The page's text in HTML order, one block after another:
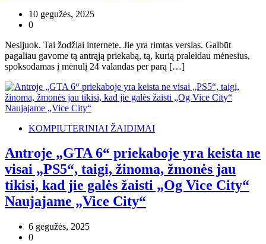
10 gegužės, 2025
0
Nesijuok. Tai žodžiai internete. Jie yra rimtas verslas. Galbūt
pagaliau gavome tą antrąją priekabą, tą, kurią praleidau mėnesius,
spoksodamas į mėnulį 24 valandas per parą […]
KOMPIUTERINIAI ŽAIDIMAI
Antroje „GTA 6“ priekaboje yra keista ne
visai „PS5“, taigi, žinoma, žmonės jau
tikisi, kad jie galės žaisti „Og Vice City“
Naujajame „Vice City“
6 gegužės, 2025
0